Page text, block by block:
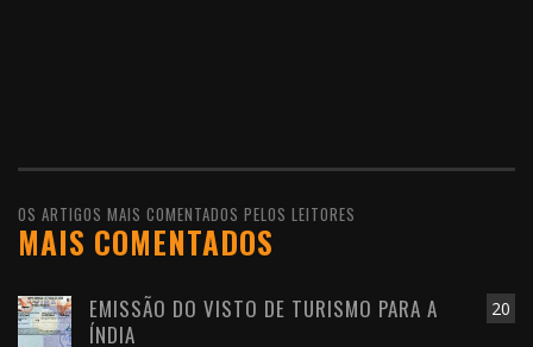
OS ARTIGOS MAIS COMENTADOS PELOS LEITORES
MAIS COMENTADOS
20
EMISSÃO DO VISTO DE TURISMO PARA A
ÍNDIA